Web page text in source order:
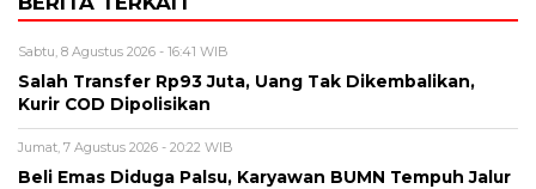
Sabtu, 8 Agustus 2026 - 16:41 WIB
Salah Transfer Rp93 Juta, Uang Tak Dikembalikan,
Kurir COD Dipolisikan
Jumat, 7 Agustus 2026 - 20:22 WIB
Beli Emas Diduga Palsu, Karyawan BUMN Tempuh Jalur